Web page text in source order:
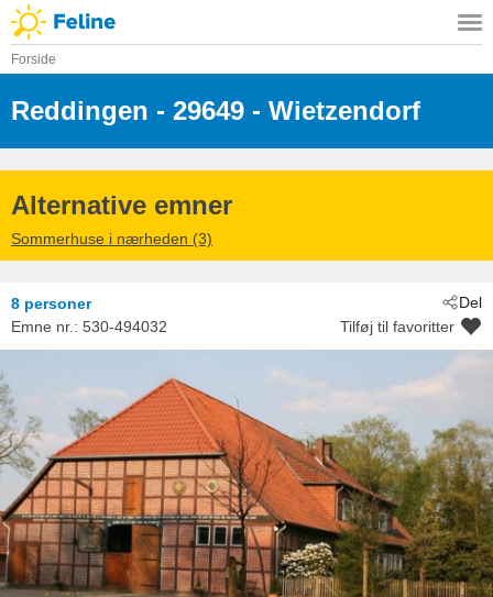
Forside
Reddingen - 29649 - Wietzendorf
Alternative emner
Sommerhuse i nærheden (3)
Del
8 personer
Emne nr.: 530-494032 Tilføj til favoritter